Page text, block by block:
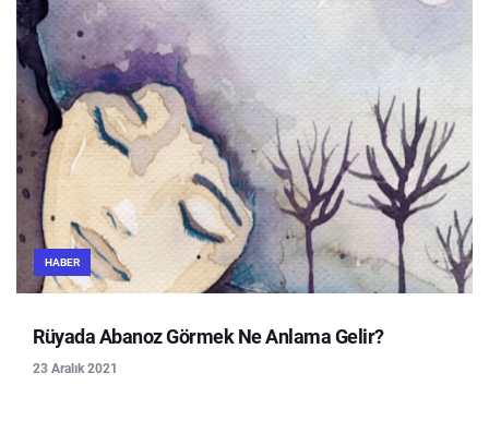
HABER
Rüyada Abanoz Görmek Ne Anlama Gelir?
23 Aralık 2021